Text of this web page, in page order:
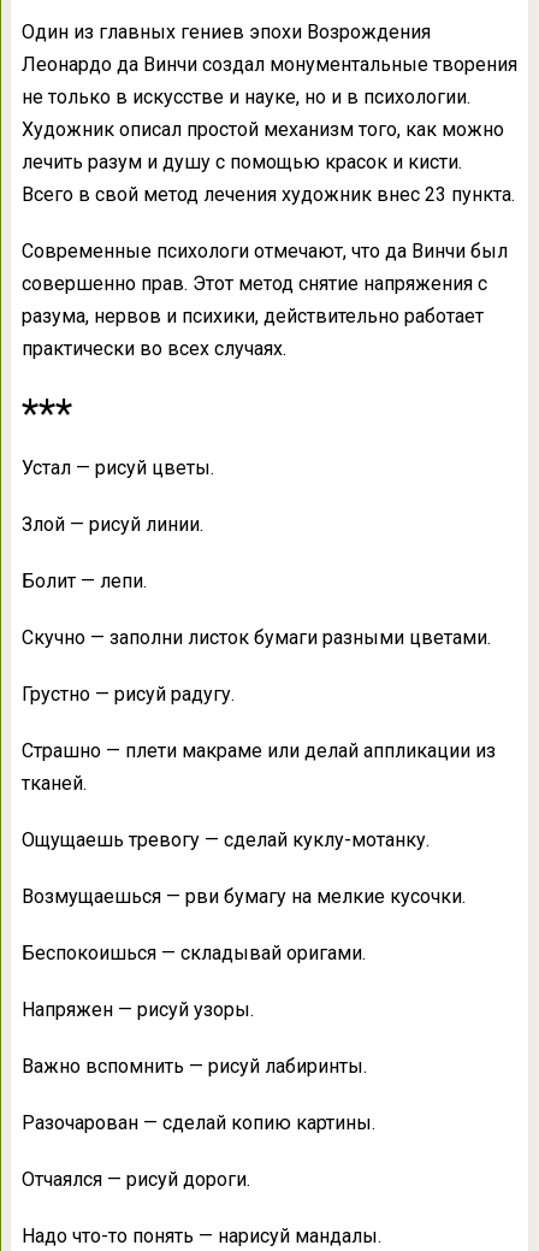
Один из главных гениев эпохи Возрождения
Леонардо да Винчи создал монументальные творения
не только в искусстве и науке, но и в психологии.
Художник описал простой механизм того, как можно
лечить разум и душу с помощью красок и кисти.
Всего в свой метод лечения художник внес 23 пункта.
Современные психологи отмечают, что да Винчи был
совершенно прав. Этот метод снятие напряжения с
разума, нервов и психики, действительно работает
практически во всех случаях.
***
Устал — рисуй цветы.
Злой — рисуй линии.
Болит — лепи.
Скучно — заполни листок бумаги разными цветами.
Грустно — рисуй радугу.
Страшно — плети макраме или делай аппликации из
тканей.
Ощущаешь тревогу — сделай куклу-мотанку.
Возмущаешься — рви бумагу на мелкие кусочки.
Беспокоишься — складывай оригами.
Напряжен — рисуй узоры.
Важно вспомнить — рисуй лабиринты.
Разочарован — сделай копию картины.
Отчаялся — рисуй дороги.
Надо что-то понять — нарисуй мандалы.